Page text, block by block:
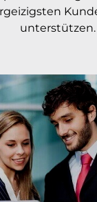
unterstützen.